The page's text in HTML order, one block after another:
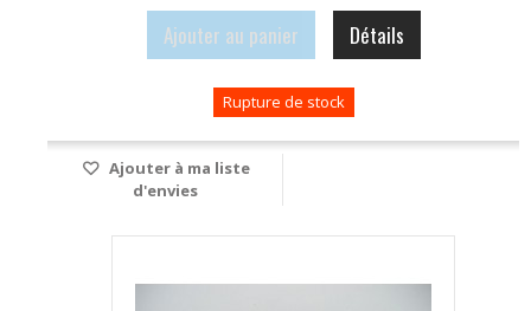
Ajouter au panier Détails
Rupture de stock
Ajouter à ma liste
d'envies